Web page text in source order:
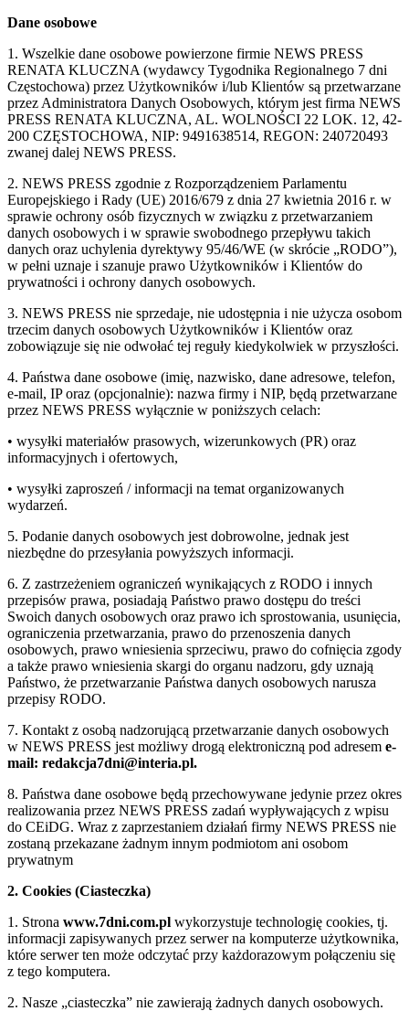
Dane osobowe
1. Wszelkie dane osobowe powierzone firmie NEWS PRESS
RENATA KLUCZNA (wydawcy Tygodnika Regionalnego 7 dni
Częstochowa) przez Użytkowników i/lub Klientów są przetwarzane
przez Administratora Danych Osobowych, którym jest firma NEWS
PRESS RENATA KLUCZNA, AL. WOLNOŚCI 22 LOK. 12, 42-
200 CZĘSTOCHOWA, NIP: 9491638514, REGON: 240720493
zwanej dalej NEWS PRESS.
2. NEWS PRESS zgodnie z Rozporządzeniem Parlamentu
Europejskiego i Rady (UE) 2016/679 z dnia 27 kwietnia 2016 r. w
sprawie ochrony osób fizycznych w związku z przetwarzaniem
danych osobowych i w sprawie swobodnego przepływu takich
danych oraz uchylenia dyrektywy 95/46/WE (w skrócie „RODO”),
w pełni uznaje i szanuje prawo Użytkowników i Klientów do
prywatności i ochrony danych osobowych.
3. NEWS PRESS nie sprzedaje, nie udostępnia i nie użycza osobom
trzecim danych osobowych Użytkowników i Klientów oraz
zobowiązuje się nie odwołać tej reguły kiedykolwiek w przyszłości.
4. Państwa dane osobowe (imię, nazwisko, dane adresowe, telefon,
e-mail, IP oraz (opcjonalnie): nazwa firmy i NIP, będą przetwarzane
przez NEWS PRESS wyłącznie w poniższych celach:
• wysyłki materiałów prasowych, wizerunkowych (PR) oraz
informacyjnych i ofertowych,
• wysyłki zaproszeń / informacji na temat organizowanych
wydarzeń.
5. Podanie danych osobowych jest dobrowolne, jednak jest
niezbędne do przesyłania powyższych informacji.
6. Z zastrzeżeniem ograniczeń wynikających z RODO i innych
przepisów prawa, posiadają Państwo prawo dostępu do treści
Swoich danych osobowych oraz prawo ich sprostowania, usunięcia,
ograniczenia przetwarzania, prawo do przenoszenia danych
osobowych, prawo wniesienia sprzeciwu, prawo do cofnięcia zgody
a także prawo wniesienia skargi do organu nadzoru, gdy uznają
Państwo, że przetwarzanie Państwa danych osobowych narusza
przepisy RODO.
7. Kontakt z osobą nadzorującą przetwarzanie danych osobowych
w NEWS PRESS jest możliwy drogą elektroniczną pod adresem e-
mail: redakcja7dni@interia.pl.
8. Państwa dane osobowe będą przechowywane jedynie przez okres
realizowania przez NEWS PRESS zadań wypływających z wpisu
do CEiDG. Wraz z zaprzestaniem działań firmy NEWS PRESS nie
zostaną przekazane żadnym innym podmiotom ani osobom
prywatnym
2. Cookies (Ciasteczka)
1. Strona www.7dni.com.pl wykorzystuje technologię cookies, tj.
informacji zapisywanych przez serwer na komputerze użytkownika,
które serwer ten może odczytać przy każdorazowym połączeniu się
z tego komputera.
2. Nasze „ciasteczka” nie zawierają żadnych danych osobowych.